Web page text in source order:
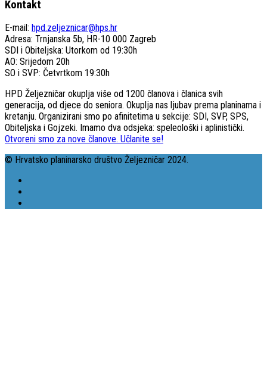
Kontakt
E-mail: hpd.zeljeznicar@hps.hr
Adresa: Trnjanska 5b, HR-10 000 Zagreb
SDI i Obiteljska: Utorkom od 19:30h
AO: Srijedom 20h
SO i SVP: Četvrtkom 19:30h
HPD Željezničar okuplja više od 1200 članova i članica svih
generacija, od djece do seniora. Okuplja nas ljubav prema planinama i
kretanju. Organizirani smo po afinitetima u sekcije: SDI, SVP, SPS,
Obiteljska i Gojzeki. Imamo dva odsjeka: speleološki i aplinistički.
Otvoreni smo za nove članove. Učlanite se!
© Hrvatsko planinarsko društvo Željezničar 2024.